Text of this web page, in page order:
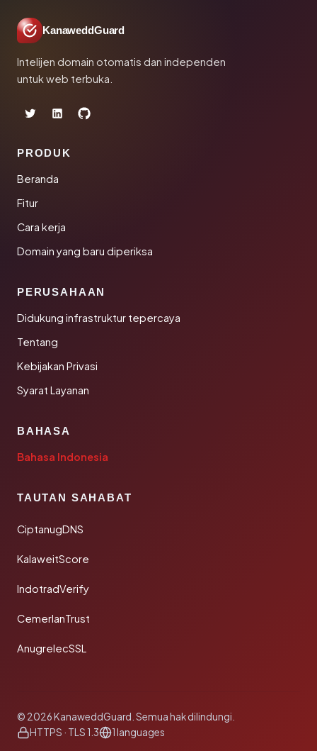
KanaweddGuard
Intelijen domain otomatis dan independen
untuk web terbuka.
PRODUK
Beranda
Fitur
Cara kerja
Domain yang baru diperiksa
PERUSAHAAN
Didukung infrastruktur tepercaya
Tentang
Kebijakan Privasi
Syarat Layanan
BAHASA
Bahasa Indonesia
TAUTAN SAHABAT
CiptanugDNS
KalaweitScore
IndotradVerify
CemerlanTrust
AnugrelecSSL
© 2026 KanaweddGuard. Semua hak dilindungi.
HTTPS · TLS 1.3
1 languages